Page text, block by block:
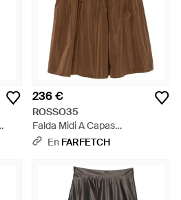
236 €
ROSSO35
Falda Midi A Capas
Escalonadas - Marrón
En FARFETCH